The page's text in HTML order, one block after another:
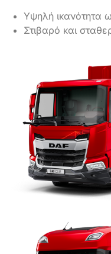
Υψηλή ικανότητα
Στιβαρό και